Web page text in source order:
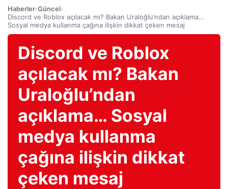
Haberler›Güncel›
Discord ve Roblox açılacak mı? Bakan Uraloğlu’ndan açıklama…
Sosyal medya kullanma çağına ilişkin dikkat çeken mesaj
Discord ve Roblox
açılacak mı? Bakan
Uraloğlu’ndan
açıklama… Sosyal
medya kullanma
çağına ilişkin dikkat
çeken mesaj